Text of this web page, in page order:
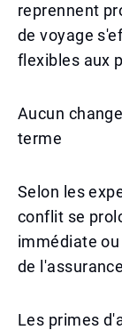
reprennent
de voyage
flexibles aux
Aucun
terme
Selon les
conflit se
immédiate
de
Les primes